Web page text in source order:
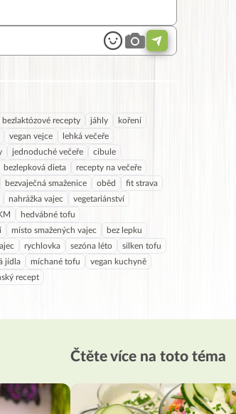
bezlaktózové recepty jáhly
koření
vegan vejce
lehká večeře
jednoduché večeře
cibule
bezlepková dieta
recepty na večeře
bezvaječná smaženice oběd
fit strava
nahrážka vajec
vegetariánství
hedvábné tofu
místo smažených vajec
bez lepku
rychlovka sezóna léto
silken tofu
jídla míchané tofu
vegan kuchyně
recept
Čtěte více na toto téma